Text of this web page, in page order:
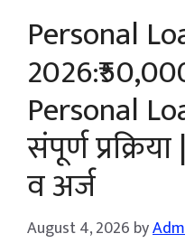
Personal
Personal
संपूर्ण
व अर्ज
August 4, 2026 by